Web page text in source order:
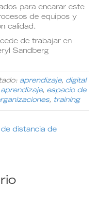
para encarar este
de equipos y
calidad.
de trabajar en
Sandberg
aprendizaje, digital
, espacio de
, training
distancia de